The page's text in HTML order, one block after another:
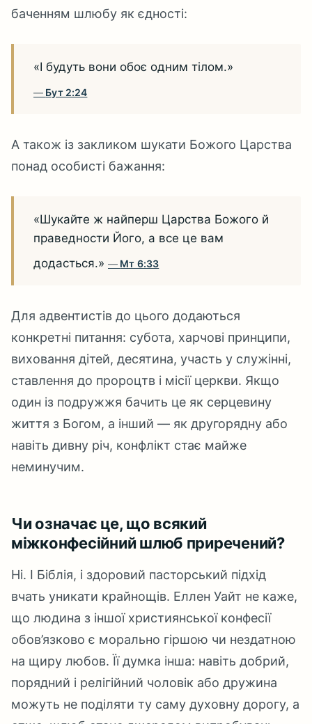
баченням шлюбу як єдності:
«І будуть вони обоє одним тілом.»
Бут 2:24
А також із закликом шукати Божого Царства
понад особисті бажання:
«Шукайте ж найперш Царства Божого й
праведности Його, а все це вам
додасться.»
Мт 6:33
Для адвентистів до цього додаються
конкретні питання: субота, харчові принципи,
виховання дітей, десятина, участь у служінні,
ставлення до пророцтв і місії церкви. Якщо
один із подружжя бачить це як серцевину
життя з Богом, а інший — як другорядну або
навіть дивну річ, конфлікт стає майже
неминучим.
Чи означає це, що всякий
міжконфесійний шлюб приречений?
Ні. І Біблія, і здоровий пасторський підхід
вчать уникати крайнощів. Еллен Уайт не каже,
що людина з іншої християнської конфесії
обов’язково є морально гіршою чи нездатною
на щиру любов. Її думка інша: навіть добрий,
порядний і релігійний чоловік або дружина
можуть не поділяти ту саму духовну дорогу, а